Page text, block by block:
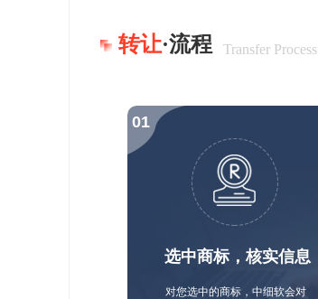
转让·流程 Transfer Process
选中商标，核实信息
对您选中的商标，中细软会对